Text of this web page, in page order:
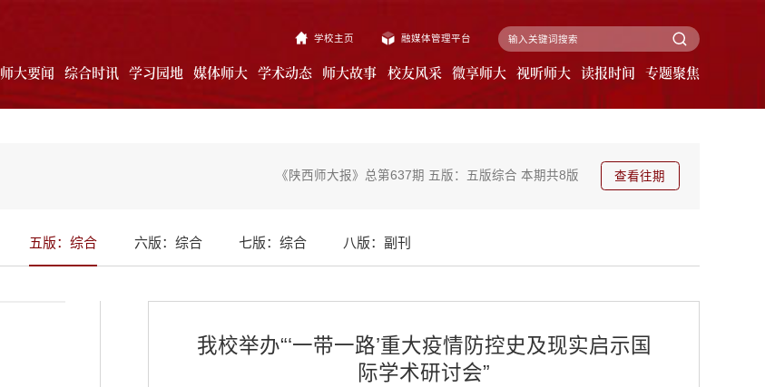
学校主页 融媒体管理平台
师大要闻 综合时讯 学习园地 媒体师大 学术动态 师大故事 校友风采 微享师大 视听师大 读报时间 专题聚焦
《陕西师大报》总第637期 五版：五版综合 本期共8版 查看往期
五版：综合 六版：综合 七版：综合 八版：副刊
我校举办“‘一带一路’重大疫情防控史及现实启示国
际学术研讨会”